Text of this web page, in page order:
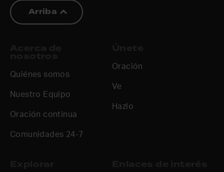
Arriba
Quiénes somos
Nuestro Equipo
Oración continua
Comunidades 24-7
Oración
Ve
Hazlo